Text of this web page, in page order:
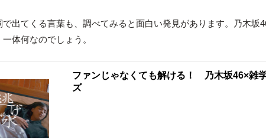
で出てくる言葉も、調べてみると面白い発見があります。乃木坂
一体何なのでしょう。
ファンじゃなくても解ける！ 乃木坂46×雑
ズ